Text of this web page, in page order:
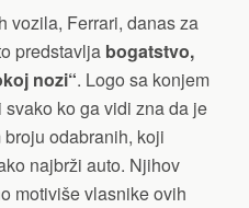
vozila, Ferrari, danas za
predstavlja bogatstvo,
nozi“. Logo sa konjem
ko ga vidi zna da je
odabranih, koji
najbrži auto. Njihov
motiviše vlasnike ovih